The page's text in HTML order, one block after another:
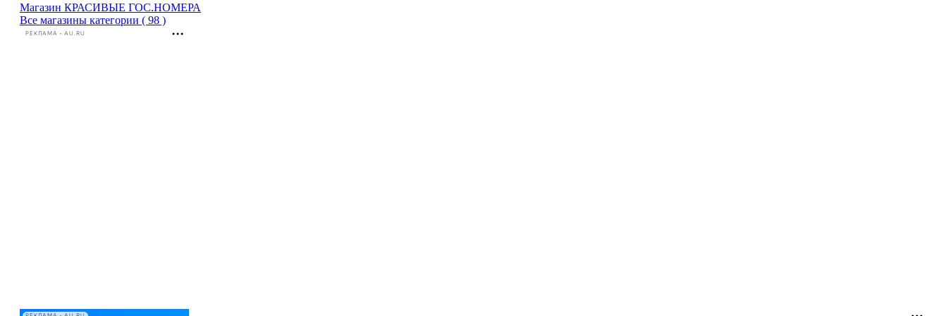
Магазин КРАСИВЫЕ ГОС.НОМЕРА
Все магазины категории ( 98 )
РЕКЛАМА • AU.RU